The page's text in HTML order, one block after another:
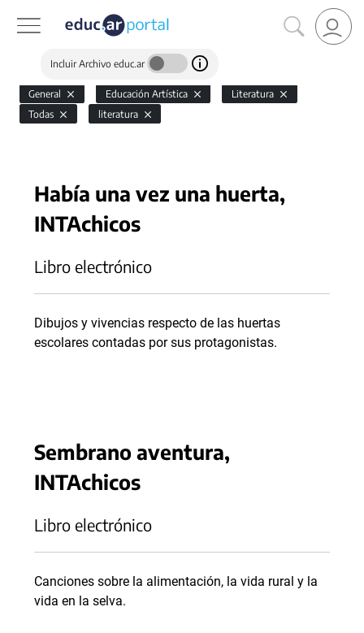
Incluir Archivo educ.ar
General Educación Artística
Literatura
Todas
literatura
Había una vez una huerta,
INTAchicos
Libro electrónico
Dibujos y vivencias respecto de las huertas
escolares contadas por sus protagonistas.
Sembrano aventura,
INTAchicos
Libro electrónico
Canciones sobre la alimentación, la vida rural y la
vida en la selva.